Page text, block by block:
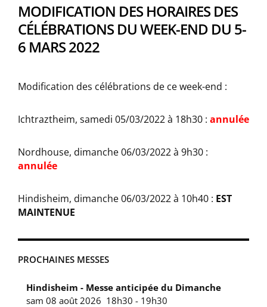
PROCHAINES MESSES
Hindisheim - Messe anticipée du Dimanche
sam 08 août 2026 18h30 - 19h30
MODIFICATION DES HORAIRES DES
CÉLÉBRATIONS DU WEEK-END DU 5-
6 MARS 2022
Modification des célébrations de ce week-end :
Ichtraztheim, samedi 05/03/2022 à 18h30 : annulée
Nordhouse, dimanche 06/03/2022 à 9h30 :
annulée
Hindisheim, dimanche 06/03/2022 à 10h40 : EST
MAINTENUE